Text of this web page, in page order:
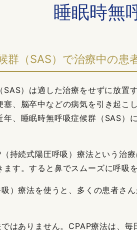
睡眠時無
群（SAS）で治療中の患
SAS）は適した治療をせずに放置
塞、脳卒中などの病気を引き起こ
年、睡眠時無呼吸症候群（SAS）
持続式陽圧呼吸）療法という治
す。すると鼻でスムーズに呼吸
）療法を使うと、多くの患者さ
はありません。CPAP療法は、